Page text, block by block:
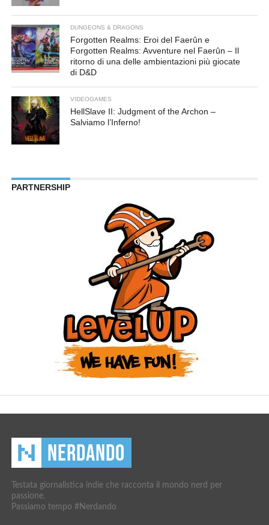
DUNGEONS & DRAGONS
Forgotten Realms: Eroi del Faerûn e
Forgotten Realms: Avventure nel Faerûn – Il
ritorno di una delle ambientazioni più giocate
di D&D
VIDEOGAMES
HellSlave II: Judgment of the Archon –
Salviamo l’Inferno!
PARTNERSHIP
Testata giornalistica indie che racconta il mondo nerd per
passione.
Passiamo tempo #Nerdando